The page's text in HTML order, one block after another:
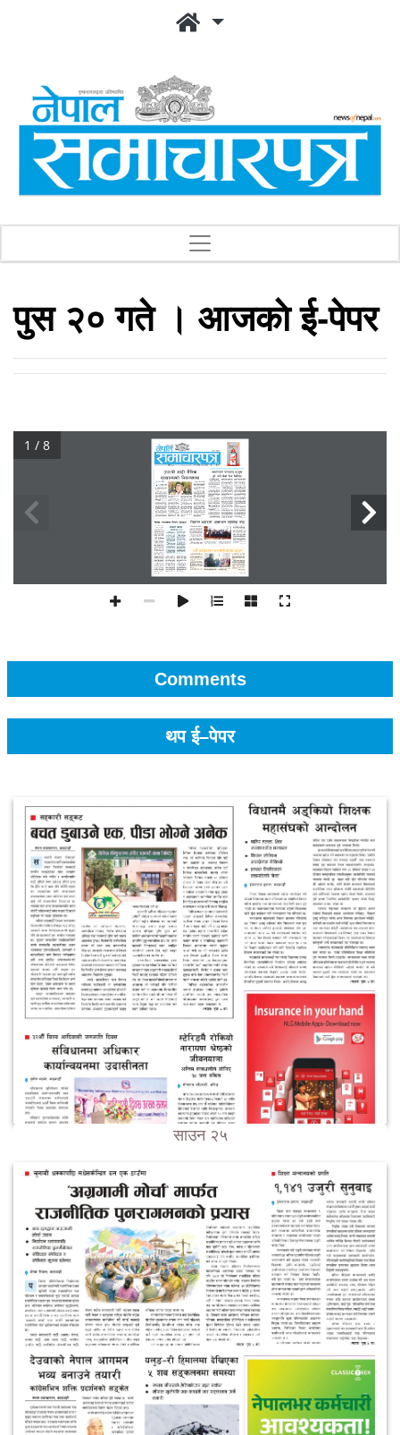
पुस २० गते । आजकाे ई-पेपर
1 / 8
Comments
थप ई–पेपर
साउन २५